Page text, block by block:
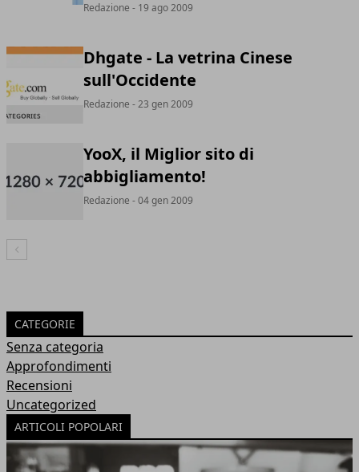
Redazione - 19 ago 2009
Dhgate - La vetrina Cinese
sull'Occidente
Redazione - 23 gen 2009
YooX, il Miglior sito di
abbigliamento!
Redazione - 04 gen 2009
Articolo Precedente
CATEGORIE
Senza categoria
Approfondimenti
Recensioni
Uncategorized
ARTICOLI POPOLARI